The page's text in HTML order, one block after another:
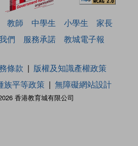
教師 中學生 小學生
家長
們 服務承諾 教城電子報
香港教育城有限公司
條款
版權及知識產權政策
族平等政策 無障礙網站設計